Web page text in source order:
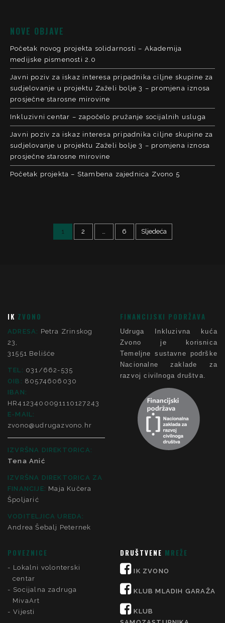
NOVE OBJAVE
Početak novog projekta solidarnosti – Akademija
medijske pismenosti 2.0
Javni poziv za iskaz interesa pripadnika ciljne skupine za
sudjelovanje u projektu Zaželi bolje 3 – promjena iznosa
prosječne starosne mirovine
Inkluzivni centar – započelo pružanje socijalnih usluga
Javni poziv za iskaz interesa pripadnika ciljne skupine za
sudjelovanje u projektu Zaželi bolje 3 – promjena iznosa
prosječne starosne mirovine
Početak projekta – Stambena zajednica Zvono 5
1 2 … 6 Sljedeća
IK ZVONO
ADRESA: Petra Zrinskog
23,
31551 Belišće
TEL: 031/662-535
OIB: 80574606030
IBAN:
HR4123400091110127243
E-MAIL:
zvono@udrugazvono.hr
IZVRŠNA DIREKTORICA:
Tena Anić
IZVRŠNA DIREKTORICA ZA
FINANCIJE: Maja Kučera
Špoljarić
VODITELJICA UREDA:
Andrea Šebalj Peternek
FINANCIJSKI PODRŽAVA
Udruga Inkluzivna kuća
Zvono je korisnica
Temeljne sustavne podrške
Nacionalne zaklade za
razvoj civilnoga društva.
POVEZNICE
Lokalni volonterski
centar
Socijalna zadruga
MivaArt
Vijesti
DRUŠTVENE MREŽE
IK ZVONO
KLUB MLADIH GARAŽA
KLUB